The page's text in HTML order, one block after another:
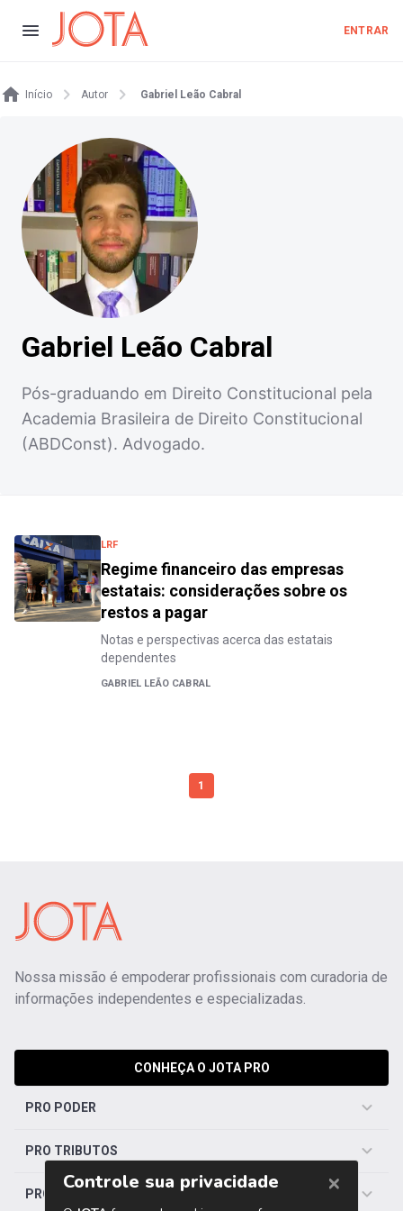
ENTRAR
Início Autor Gabriel Leão Cabral
Gabriel Leão Cabral
Pós-graduando em Direito Constitucional pela
Academia Brasileira de Direito Constitucional
(ABDConst). Advogado.
LRF
Regime financeiro das empresas
estatais: considerações sobre os
restos a pagar
Notas e perspectivas acerca das estatais
dependentes
GABRIEL LEÃO CABRAL
1
Nossa missão é empoderar profissionais com curadoria de
informações independentes e especializadas.
CONHEÇA O JOTA PRO
PRO PODER
PRO TRIBUTOS
PRO TRABALHISTA